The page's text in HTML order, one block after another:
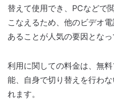
替えて使用でき、PCなどで
こなえるため、他のビデオ
あることが人気の要因となっ
利用に関しての料金は、無
能、自身で切り替えを行わ
れます。